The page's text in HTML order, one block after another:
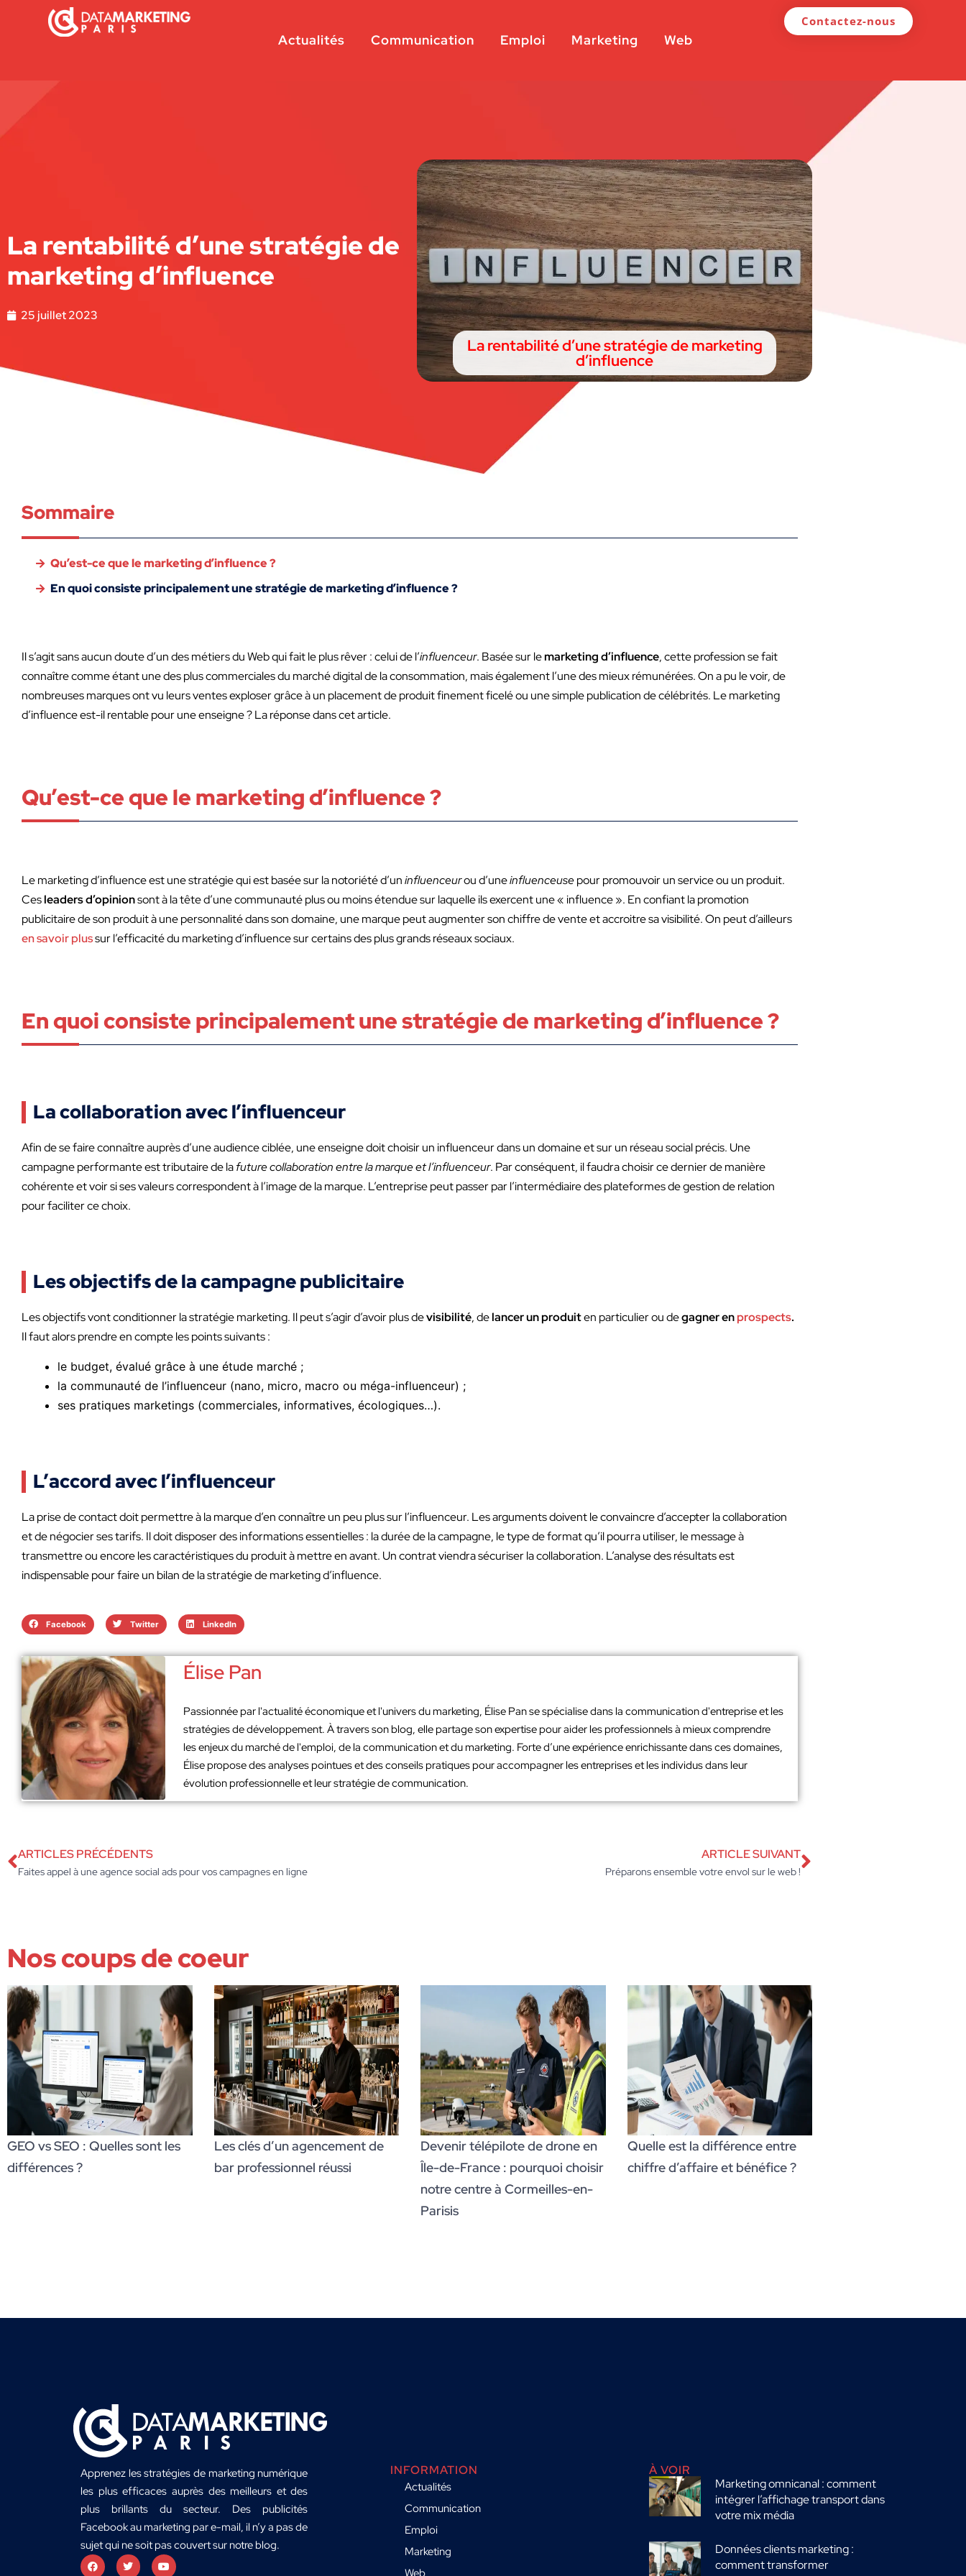
Actualités Communication Emploi Marketing Web
Contactez-nous
La rentabilité d’une stratégie de
marketing d’influence
25 juillet 2023
La rentabilité d’une stratégie de marketing
d’influence
Sommaire
Qu’est-ce que le marketing d’influence ?
En quoi consiste principalement une stratégie de marketing d’influence ?
Il s’agit sans aucun doute d’un des métiers du Web qui fait le plus rêver : celui de l’influenceur. Basée sur lemarketing d’influence, cette profession se fait
connaître comme étant une des plus commerciales du marché digital de la consommation, mais également l’une des mieux rémunérées. On a pu le voir, de
nombreuses marques ont vu leurs ventes exploser grâce à un placement de produit finement ficelé ou une simple publication de célébrités. Le marketing
d’influence est-il rentable pour une enseigne ? La réponse dans cet article.
Qu’est-ce que le marketing d’influence ?
Le marketing d’influence est une stratégie qui est basée sur la notoriété d’uninfluenceurou d’uneinfluenceusepour promouvoir un service ou un produit.
Cesleaders d’opinionsont à la tête d’une communauté plus ou moins étendue sur laquelle ils exercent une « influence ». En confiant la promotion
publicitaire de son produit à une personnalité dans son domaine, une marque peut augmenter son chiffre de vente et accroitre sa visibilité. On peut d’ailleurs
en savoir plussur l’efficacité du marketing d’influence sur certains des plus grands réseaux sociaux.
En quoi consiste principalement une stratégie de marketing d’influence ?
La collaboration avec l’influenceur
Afin de se faire connaître auprès d’une audience ciblée, une enseigne doit choisir un influenceur dans un domaine et sur un réseau social précis. Une
campagne performante est tributaire de lafuture collaboration entre la marque et l’influenceur. Par conséquent, il faudra choisir ce dernier de manière
cohérente et voir si ses valeurs correspondent à l’image de la marque. L’entreprise peut passer par l’intermédiaire des plateformes de gestion de relation
pour faciliter ce choix.
Les objectifs de la campagne publicitaire
Les objectifs vont conditionner la stratégie marketing. Il peut s’agir d’avoir plus devisibilité, delancer un produiten particulier ou degagner enprospects.
Il faut alors prendre en compte les points suivants :
le budget, évalué grâce à une étude marché ;
la communauté de l’influenceur (nano, micro, macro ou méga-influenceur) ;
ses pratiques marketings (commerciales, informatives, écologiques…).
L’accord avec l’influenceur
La prise de contact doit permettre à la marque d’en connaître un peu plus sur l’influenceur. Les arguments doivent le convaincre d’accepter la collaboration
et de négocier ses tarifs. Il doit disposer des informations essentielles : la durée de la campagne, le type de format qu’il pourra utiliser, le message à
transmettre ou encore les caractéristiques du produit à mettre en avant. Un contrat viendra sécuriser la collaboration. L’analyse des résultats est
indispensable pour faire un bilan de la stratégie de marketing d’influence.
Facebook Twitter LinkedIn
Élise Pan
Passionnée par l'actualité économique et l'univers du marketing, Élise Pan se spécialise dans la communication d'entreprise et les
stratégies de développement. À travers son blog, elle partage son expertise pour aider les professionnels à mieux comprendre
les enjeux du marché de l'emploi, de la communication et du marketing. Forte d’une expérience enrichissante dans ces domaines,
Élise propose des analyses pointues et des conseils pratiques pour accompagner les entreprises et les individus dans leur
évolution professionnelle et leur stratégie de communication.
ARTICLES PRÉCÉDENTS
Faites appel à une agence social ads pour vos campagnes en ligne
ARTICLE SUIVANT
Préparons ensemble votre envol sur le web !
Nos coups de coeur
GEO vs SEO : Quelles sont les
différences ?
Les clés d’un agencement de
bar professionnel réussi
Devenir télépilote de drone en
Île-de-France : pourquoi choisir
notre centre à Cormeilles-en-
Parisis
Quelle est la différence entre
chiffre d’affaire et bénéfice ?
Apprenez les stratégies de marketing numérique
les plus efficaces auprès des meilleurs et des
plus brillants du secteur. Des publicités
Facebook au marketing par e-mail, il n’y a pas de
sujet qui ne soit pas couvert sur notre blog.
INFORMATION
Actualités
Communication
Emploi
Marketing
Web
À VOIR
Marketing omnicanal : comment
intégrer l’affichage transport dans
votre mix média
Données clients marketing :
comment transformer